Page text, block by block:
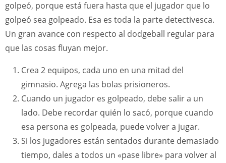
golpeó, porque está fuera hasta que el jugador que lo
golpeó sea golpeado. Esa es toda la parte detectivesca.
Un gran avance con respecto al dodgeball regular para
que las cosas fluyan mejor.
Crea 2 equipos, cada uno en una mitad del
gimnasio. Agrega las bolas prisioneros.
Cuando un jugador es golpeado, debe salir a un
lado. Debe recordar quién lo sacó, porque cuando
esa persona es golpeada, puede volver a jugar.
Si los jugadores están sentados durante demasiado
tiempo, dales a todos un «pase libre» para volver al